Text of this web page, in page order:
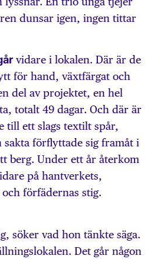
dunsar igen, ingen tittar
vidare i lokalen. Där är de
för hand, växtfärgat och
del av projektet, en hel
totalt 49 dagar. Och där är
till ett slags textilt spår,
sakta förflyttade sig framåt i
berg. Under ett år återkom
på hantverkets,
förfädernas stig.
söker vad hon tänkte säga.
Det går någon